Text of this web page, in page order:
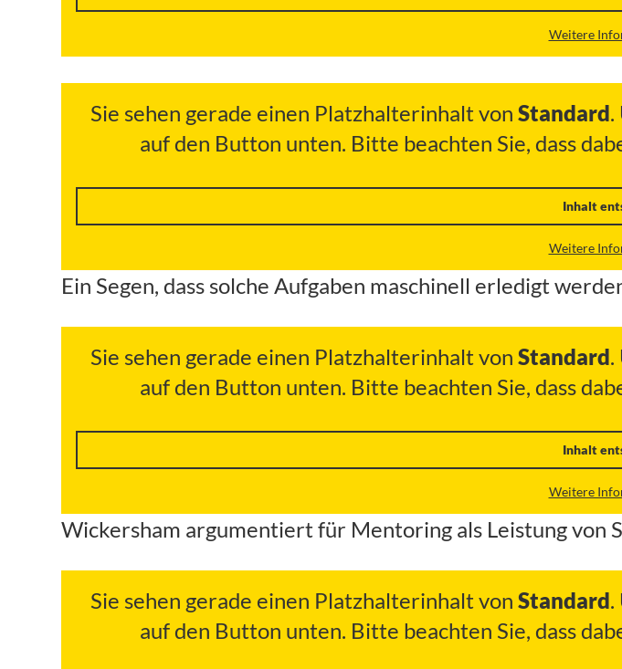
Weitere
Sie sehen gerade einen Platzhalterinhalt von Standard.
auf den Button unten. Bitte beachten Sie, dass
Inhalt
Weitere
Ein Segen, dass solche Aufgaben maschinell erledigt
Sie sehen gerade einen Platzhalterinhalt von Standard.
auf den Button unten. Bitte beachten Sie, dass
Inhalt
Weitere
Wickersham argumentiert für Mentoring als Leistung von
Sie sehen gerade einen Platzhalterinhalt von Standard.
auf den Button unten. Bitte beachten Sie, dass